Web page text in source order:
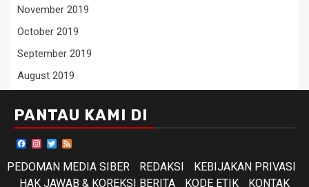
November 2019
October 2019
September 2019
August 2019
PANTAU KAMI DI
Facebook
Instagram
Twitter
PEDOMAN MEDIA SIBER
REDAKSI
KEBIJAKAN PRIVASI
HAK JAWAB & KOREKSI BERITA
KODE ETIK KONTAK